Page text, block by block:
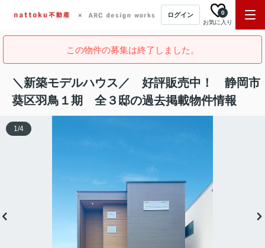
ログイン
お気に入り
0
この物件の募集は終了しました。
＼新築モデルハウス／ 好評販売中！ 静岡市
葵区羽鳥１期 全３邸の過去掲載物件情報
1/4